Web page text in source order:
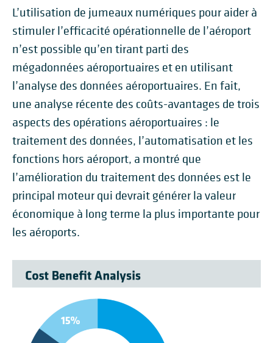
L’utilisation de jumeaux numériques pour aider à
stimuler l’efficacité opérationnelle de l’aéroport
n’est possible qu’en tirant parti des
mégadonnées aéroportuaires et en utilisant
l’analyse des données aéroportuaires. En fait,
une analyse récente des coûts-avantages de trois
aspects des opérations aéroportuaires : le
traitement des données, l’automatisation et les
fonctions hors aéroport, a montré que
l’amélioration du traitement des données est le
principal moteur qui devrait générer la valeur
économique à long terme la plus importante pour
les aéroports.